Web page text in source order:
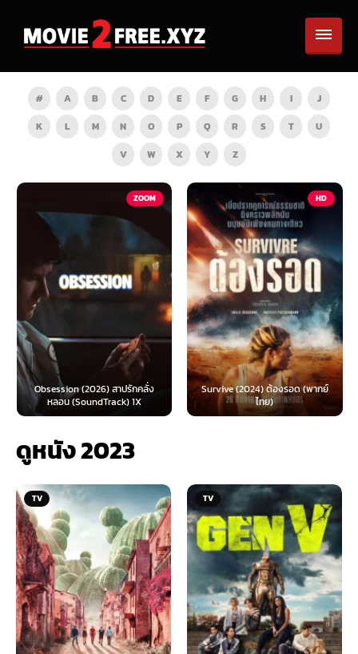
# A B C D E F G H I
J
K
L M N O P Q R S T
U
V
W X Y Z
ZOOM
Obsession (2026) สาปรักคลั่ง
หลอน (SoundTrack) 1X
HD
Survive (2024) ต้องรอด (พากย์
ไทย)
ดูหนัง 2023
TV TV